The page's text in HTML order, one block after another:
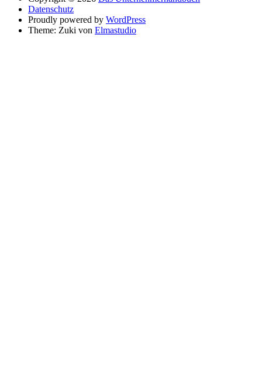
Datenschutz
Proudly powered by WordPress
Theme: Zuki von Elmastudio